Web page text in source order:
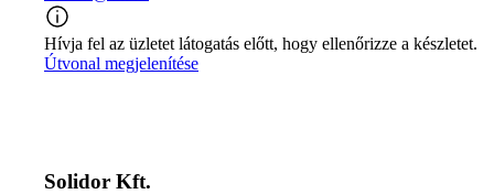
Hívja fel az üzletet látogatás előtt, hogy ellenőrizze a készletet.
Útvonal megjelenítése
Solidor Kft.